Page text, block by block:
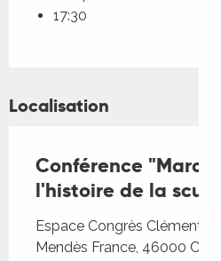
17:30
Localisation
Conférence "Marc
l'histoire de la
Espace Congrès Clément
Mendès France, 46000